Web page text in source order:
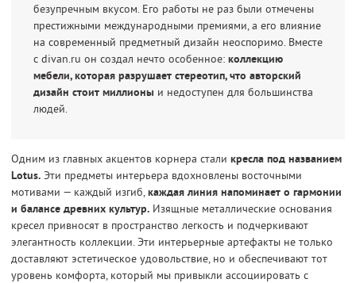
безупречным вкусом. Его работы не раз были отмечены
престижными международными премиями, а его влияние
на современный предметный дизайн неоспоримо. Вместе
с divan.ru он создал нечто особенное: коллекцию
мебели, которая разрушает стереотип, что авторский
дизайн стоит миллионы и недоступен для большинства
людей.
Одним из главных акцентов корнера стали кресла под названием
Lotus. Эти предметы интерьера вдохновлены восточными
мотивами — каждый изгиб,каждая линия напоминает о гармонии
и балансе древних культур. Изящные металлические основания
кресел привносят в пространство легкость и подчеркивают
элегантность коллекции. Эти интерьерные артефакты не только
доставляют эстетическое удовольствие, но и обеспечивают тот
уровень комфорта, который мы привыкли ассоциировать с